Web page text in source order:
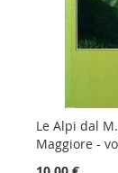
Le Alpi dal
Maggiore -